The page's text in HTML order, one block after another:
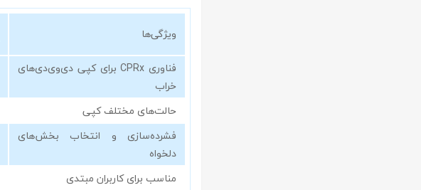
ویژگی‌ها
فناوری CPRx برای کپی دی‌وی‌دی‌های
خراب
حالت‌های مختلف کپی
فشرده‌سازی و انتخاب بخش‌های
دلخواه
مناسب برای کاربران مبتدی